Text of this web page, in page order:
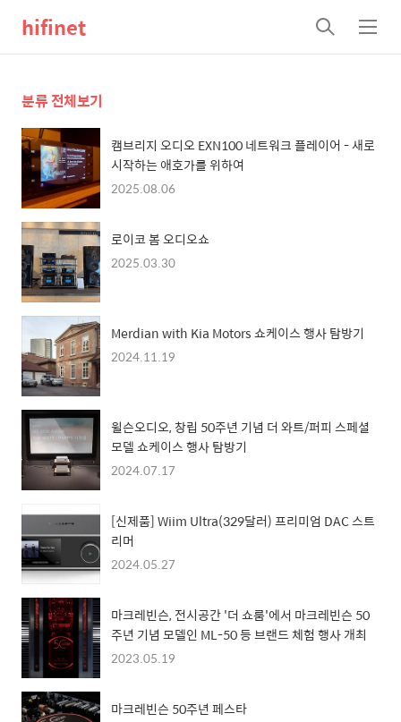
hifinet
검
색
메
뉴
분류 전체보기
캠브리지 오디오 EXN100 네트워크 플레이어 - 새로
시작하는 애호가를 위하여
2025.08.06
로이코 봄 오디오쇼
2025.03.30
Merdian with Kia Motors 쇼케이스 행사 탐방기
2024.11.19
윌슨오디오, 창립 50주년 기념 더 와트/퍼피 스페셜
모델 쇼케이스 행사 탐방기
2024.07.17
[신제품] Wiim Ultra(329달러) 프리미엄 DAC 스트
리머
2024.05.27
마크레빈슨, 전시공간 '더 쇼룸'에서 마크레빈슨 50
주년 기념 모델인 ML-50 등 브랜드 체험 행사 개최
2023.05.19
마크레빈슨 50주년 페스타